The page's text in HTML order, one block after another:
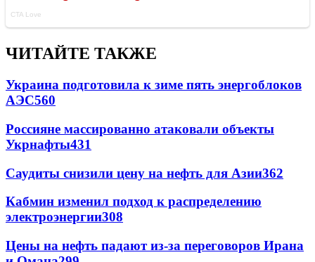
ЧИТАЙТЕ ТАКЖЕ
Украина подготовила к зиме пять энергоблоков
АЭС560
Россияне массированно атаковали объекты
Укрнафты431
Саудиты снизили цену на нефть для Азии362
Кабмин изменил подход к распределению
электроэнергии308
Цены на нефть падают из-за переговоров Ирана